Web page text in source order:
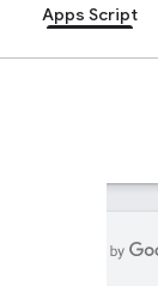
Apps Script